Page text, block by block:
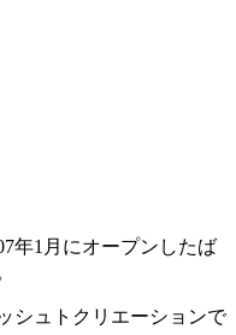
年1月にオープンしたば
シュトクリエーションで